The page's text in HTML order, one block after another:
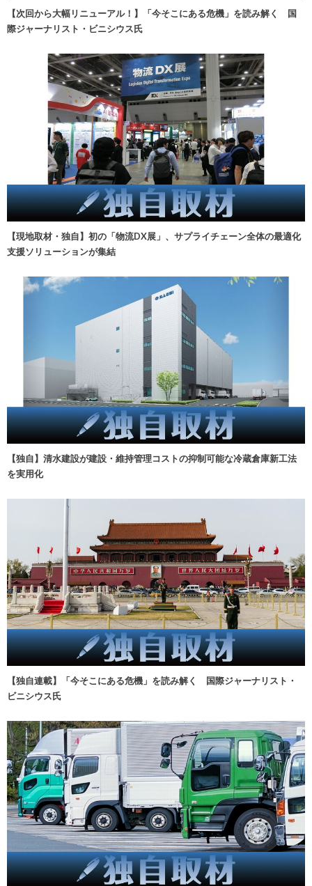
【次回から大幅リニューアル！】「今そこにある危機」を読み解く 国
際ジャーナリスト・ビニシウス氏
【現地取材・独自】初の「物流DX展」、サプライチェーン全体の最適化
支援ソリューションが集結
【独自】清水建設が建設・維持管理コストの抑制可能な冷蔵倉庫新工法
を実用化
【独自連載】「今そこにある危機」を読み解く 国際ジャーナリスト・
ビニシウス氏